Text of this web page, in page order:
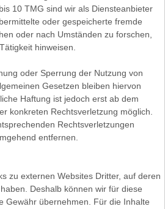
10 TMG sind wir als Diensteanbieter
oder gespeicherte fremde
oder nach Umständen zu forschen,
hinweisen.
oder Sperrung der Nutzung von
Gesetzen bleiben hiervon
Haftung ist jedoch erst ab dem
konkreten Rechtsverletzung möglich.
Rechtsverletzungen
entfernen.
zu externen Websites Dritter, auf deren
Deshalb können wir für diese
Gewähr übernehmen. Für die Inhalte